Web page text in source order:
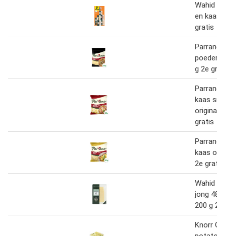
Wahid
en kaas
gratis
Parrano
poeder
g 2e
Parrano
kaas
originale
gratis
Parrano
kaas
2e gratis
Wahid
jong 48+
200 g
Knorr